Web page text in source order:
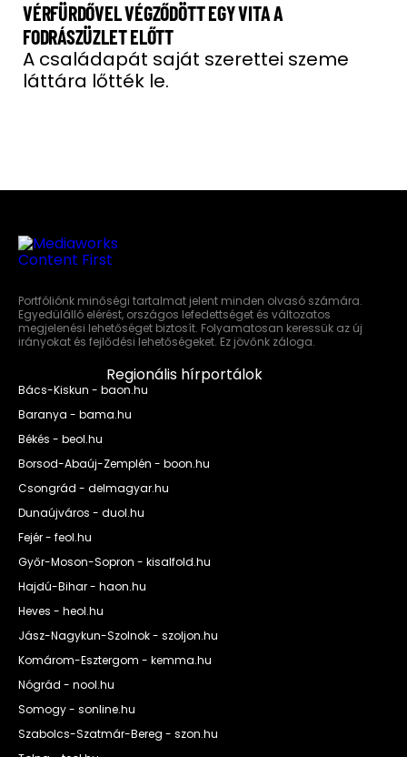
VÉRFÜRDŐVEL VÉGZŐDÖTT EGY VITA A
FODRÁSZÜZLET ELŐTT
A családapát saját szerettei szeme
láttára lőtték le.
Portfóliónk minőségi tartalmat jelent minden olvasó számára.
Egyedülálló elérést, országos lefedettséget és változatos
megjelenési lehetőséget biztosít. Folyamatosan keressük az új
irányokat és fejlődési lehetőségeket. Ez jövőnk záloga.
Regionális hírportálok
Bács-Kiskun - baon.hu
Baranya - bama.hu
Békés - beol.hu
Borsod-Abaúj-Zemplén - boon.hu
Csongrád - delmagyar.hu
Dunaújváros - duol.hu
Fejér - feol.hu
Győr-Moson-Sopron - kisalfold.hu
Hajdú-Bihar - haon.hu
Heves - heol.hu
Jász-Nagykun-Szolnok - szoljon.hu
Komárom-Esztergom - kemma.hu
Nógrád - nool.hu
Somogy - sonline.hu
Szabolcs-Szatmár-Bereg - szon.hu